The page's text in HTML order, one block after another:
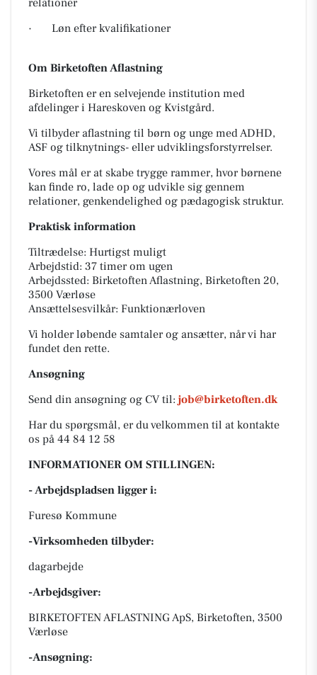
relationer
· Løn efter kvalifikationer
Om Birketoften Aflastning
Birketoften er en selvejende institution med
afdelinger i Hareskoven og Kvistgård.
Vi tilbyder aflastning til børn og unge med ADHD,
ASF og tilknytnings- eller udviklingsforstyrrelser.
Vores mål er at skabe trygge rammer, hvor børnene
kan finde ro, lade op og udvikle sig gennem
relationer, genkendelighed og pædagogisk struktur.
Praktisk information
Tiltrædelse: Hurtigst muligt
Arbejdstid: 37 timer om ugen
Arbejdssted: Birketoften Aflastning, Birketoften 20,
3500 Værløse
Ansættelsesvilkår: Funktionærloven
Vi holder løbende samtaler og ansætter, når vi har
fundet den rette.
Ansøgning
Send din ansøgning og CV til: job@birketoften.dk
Har du spørgsmål, er du velkommen til at kontakte
os på 44 84 12 58
INFORMATIONER OM STILLINGEN:
- Arbejdspladsen ligger i:
Furesø Kommune
-Virksomheden tilbyder:
dagarbejde
-Arbejdsgiver:
BIRKETOFTEN AFLASTNING ApS, Birketoften, 3500
Værløse
-Ansøgning: